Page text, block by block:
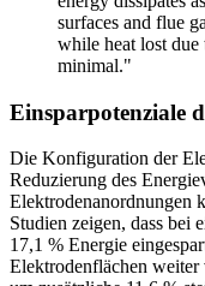
surfaces and flue
while heat lost due
minimal."
Einsparpotenziale
Die Konfiguration der
Reduzierung des
Elektrodenanordnungen
Studien zeigen, dass bei
17,1 % Energie
Elektrodenflächen weiter